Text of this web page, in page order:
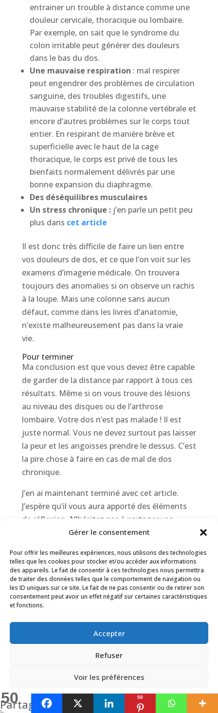
Gérer le consentement
Pour offrir les meilleures expériences, nous utilisons des technologies
telles que les cookies pour stocker et/ou accéder aux informations
des appareils. Le fait de consentir à ces technologies nous permettra
de traiter des données telles que le comportement de navigation ou
les ID uniques sur ce site. Le fait de ne pas consentir ou de retirer son
consentement peut avoir un effet négatif sur certaines caractéristiques
et fonctions.
Accepter
Refuser
Voir les préférences
Politique de cookies Politique de confidentialité
entrainer un trouble à distance comme une
douleur cervicale, thoracique ou lombaire.
Par exemple, on sait que le syndrome du
colon irritable peut générer des douleurs
dans le bas du dos.
Une mauvaise respiration : mal respirer
peut engendrer des problèmes de circulation
sanguine, des troubles digestifs, une
mauvaise stabilité de la colonne vertébrale et
encore d’autres problèmes sur le corps tout
entier. En respirant de manière brève et
superficielle avec le haut de la cage
thoracique, le corps est privé de tous les
bienfaits normalement délivrés par une
bonne expansion du diaphragme.
Des déséquilibres musculaires
Un stress chronique :j’en parle un petit peu
plus dans cet article
Il est donc très difficile de faire un lien entre
vos douleurs de dos, et ce que l’on voit sur les
examens d’imagerie médicale. On trouvera
toujours des anomalies si on observe un rachis
à la loupe. Mais une colonne sans aucun
défaut, comme dans les livres d’anatomie,
n’existe malheureusement pas dans la vraie
vie.
Pour terminer
Ma conclusion est que vous devez être capable
de garder de la distance par rapport à tous ces
résultats. Même si on vous trouve des lésions
au niveau des disques ou de l’arthrose
lombaire. Votre dos n’est pas malade ! Il est
juste normal. Vous ne devez surtout pas laisser
la peur et les angoisses prendre le dessus. C’est
la pire chose à faire en cas de mal de dos
chronique.
J’en ai maintenant terminé avec cet article.
J’espère qu’il vous aura apporté des éléments
de réflexion. N’hésitez pas à partager vos
retours dans les commentaires. Quant à moi je
suivre, vous pouvez toujours me retrouver sur
ma chaîne Youtube.
Prenez soin de vous, prenez soin de votre dos.
ENVIE D'ALLER PLUS
LOIN ?
Recevez mesemails privés remplis
d'astuces et de conseils
pour retrouver
50
Partages 50